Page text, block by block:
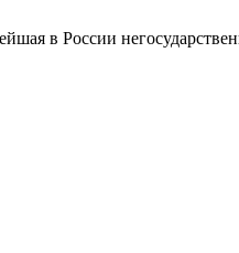
в России